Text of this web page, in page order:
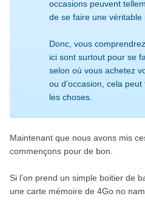
occasions peuvent
de se faire une véritable
Donc, vous
ici sont surtout pour se
selon où vous achetez
ou d’occasion, cela
les choses.
Maintenant que nous avons mis
commençons pour de bon.
Si l’on prend un simple boitier de
une carte mémoire de 4Go no